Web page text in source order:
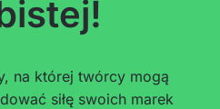
na której twórcy mogą
siłę swoich marek